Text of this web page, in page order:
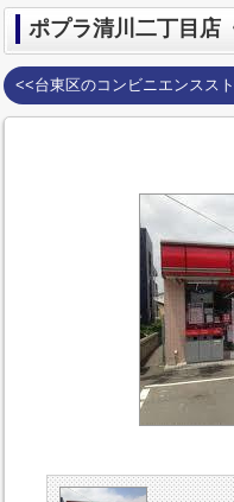
ポプラ清川二丁目店
<<台東区のコンビニエンスス